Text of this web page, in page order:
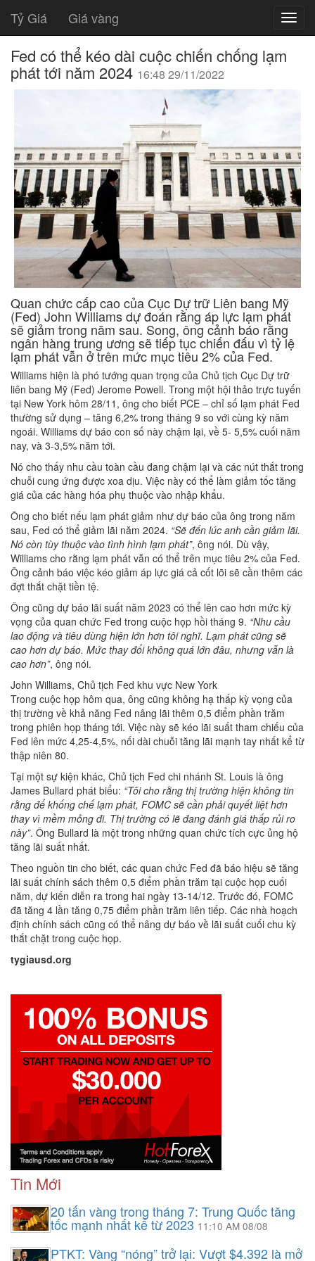
Tỷ Giá Giá vàng
Fed có thể kéo dài cuộc chiến chống lạm
phát tới năm 2024 16:48 29/11/2022
Quan chức cấp cao của Cục Dự trữ Liên bang Mỹ
(Fed) John Williams dự đoán rằng áp lực lạm phát
sẽ giảm trong năm sau. Song, ông cảnh báo rằng
ngân hàng trung ương sẽ tiếp tục chiến đấu vì tỷ lệ
lạm phát vẫn ở trên mức mục tiêu 2% của Fed.
Williams hiện là phó tướng quan trọng của Chủ tịch Cục Dự trữ
liên bang Mỹ (Fed) Jerome Powell. Trong một hội thảo trực tuyến
tại New York hôm 28/11, ông cho biết PCE – chỉ số lạm phát Fed
thường sử dụng – tăng 6,2% trong tháng 9 so với cùng kỳ năm
ngoái. Williams dự báo con số này chậm lại, về 5- 5,5% cuối năm
nay, và 3-3,5% năm tới.
Nó cho thấy nhu cầu toàn cầu đang chậm lại và các nút thắt trong
chuỗi cung ứng được xoa dịu. Việc này có thể làm giảm tốc tăng
giá của các hàng hóa phụ thuộc vào nhập khẩu.
Ông cho biết nếu lạm phát giảm như dự báo của ông trong năm
sau, Fed có thể giảm lãi năm 2024. “Sẽ đến lúc anh cần giảm lãi.
Nó còn tùy thuộc vào tình hình lạm phát”, ông nói. Dù vậy,
Williams cho rằng lạm phát vẫn có thể trên mục tiêu 2% của Fed.
Ông cảnh báo việc kéo giảm áp lực giá cả cốt lõi sẽ cần thêm các
đợt thắt chặt tiền tệ.
Ông cũng dự báo lãi suất năm 2023 có thể lên cao hơn mức kỳ
vọng của quan chức Fed trong cuộc họp hồi tháng 9. “Nhu cầu
lao động và tiêu dùng hiện lớn hơn tôi nghĩ. Lạm phát cũng sẽ
cao hơn dự báo. Mức thay đổi không quá lớn đâu, nhưng vẫn là
cao hơn”, ông nói.
John Williams, Chủ tịch Fed khu vực New York
Trong cuộc họp hôm qua, ông cũng không hạ thấp kỳ vọng của
thị trường về khả năng Fed nâng lãi thêm 0,5 điểm phần trăm
trong phiên họp tháng tới. Việc này sẽ kéo lãi suất tham chiếu của
Fed lên mức 4,25-4,5%, nối dài chuỗi tăng lãi mạnh tay nhất kể từ
thập niên 80.
Tại một sự kiện khác, Chủ tịch Fed chi nhánh St. Louis là ông
James Bullard phát biểu: “Tôi cho rằng thị trường hiện không tin
rằng để khống chế lạm phát, FOMC sẽ cần phải quyết liệt hơn
thay vì mềm mỏng đi. Thị trường có lẽ đang đánh giá thấp rủi ro
này”. Ông Bullard là một trong những quan chức tích cực ủng hộ
tăng lãi suất nhất.
Theo nguồn tin cho biết, các quan chức Fed đã báo hiệu sẽ tăng
lãi suất chính sách thêm 0,5 điểm phần trăm tại cuộc họp cuối
năm, dự kiến diễn ra trong hai ngày 13-14/12. Trước đó, FOMC
đã tăng 4 lần tăng 0,75 điểm phần trăm liên tiếp. Các nhà hoạch
định chính sách cũng có thể nâng dự báo về lãi suất cuối chu kỳ
thắt chặt trong cuộc họp.
tygiausd.org
Tin Mới
20 tấn vàng trong tháng 7: Trung Quốc tăng
tốc mạnh nhất kể từ 2023 11:10 AM 08/08
PTKT: Vàng “nóng” trở lại: Vượt $4.392 là mở